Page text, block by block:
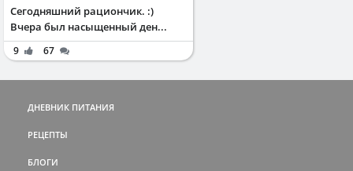
Сегодняшний рациончик. :)
Вчера был насыщенный ден...
9 67
ДНЕВНИК ПИТАНИЯ
РЕЦЕПТЫ
БЛОГИ